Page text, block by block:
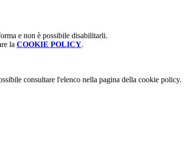
e non è possibile disabilitarli.
la COOKIE POLICY.
consultare l'elenco nella pagina della cookie policy.